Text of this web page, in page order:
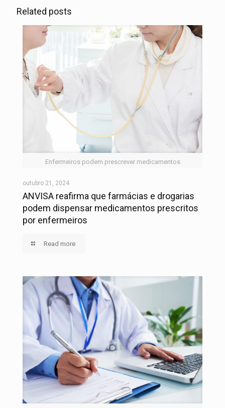
Related posts
Enfermeiros podem prescrever medicamentos
outubro 21, 2024
ANVISA reafirma que farmácias e drogarias
podem dispensar medicamentos prescritos
por enfermeiros
Read more